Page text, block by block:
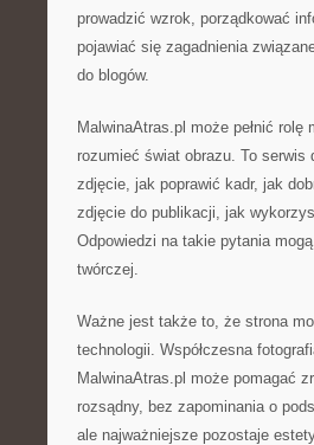
prowadzić wzrok, porządkować
pojawiać się zagadnienia
do blogów.
MalwinaAtras.pl może pełnić
rozumieć świat obrazu. To
zdjęcie, jak poprawić kadr, jak
zdjęcie do publikacji, jak
Odpowiedzi na takie pytania
twórczej.
Ważne jest także to, że strona
technologii. Współczesna
MalwinaAtras.pl może pomagać
rozsądny, bez zapominania o
ale najważniejsze pozostaje